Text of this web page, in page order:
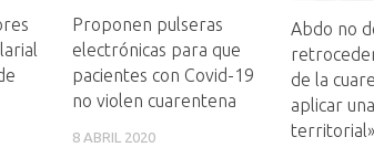
Proponen pulseras
electrónicas para que
pacientes con Covid-19
no violen cuarentena
8 ABRIL 2020
Abdo no
de la
aplicar
territorial»